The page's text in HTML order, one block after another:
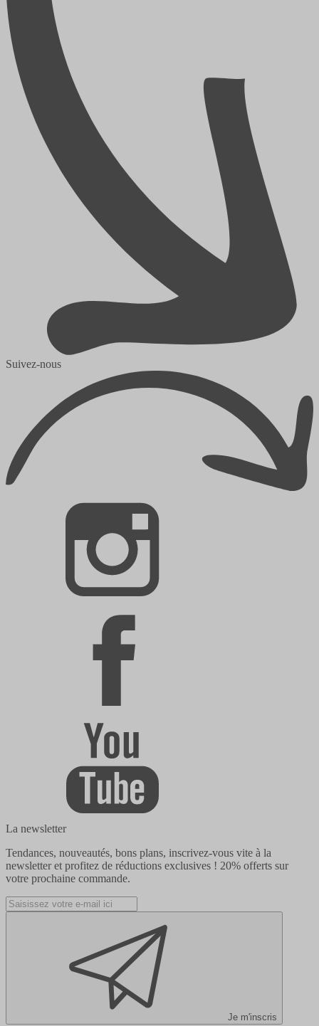
Suivez-nous
La newsletter
Tendances, nouveautés, bons plans, inscrivez-vous vite à la
newsletter et profitez de réductions exclusives ! 20% offerts sur
votre prochaine commande.
Je m'inscris